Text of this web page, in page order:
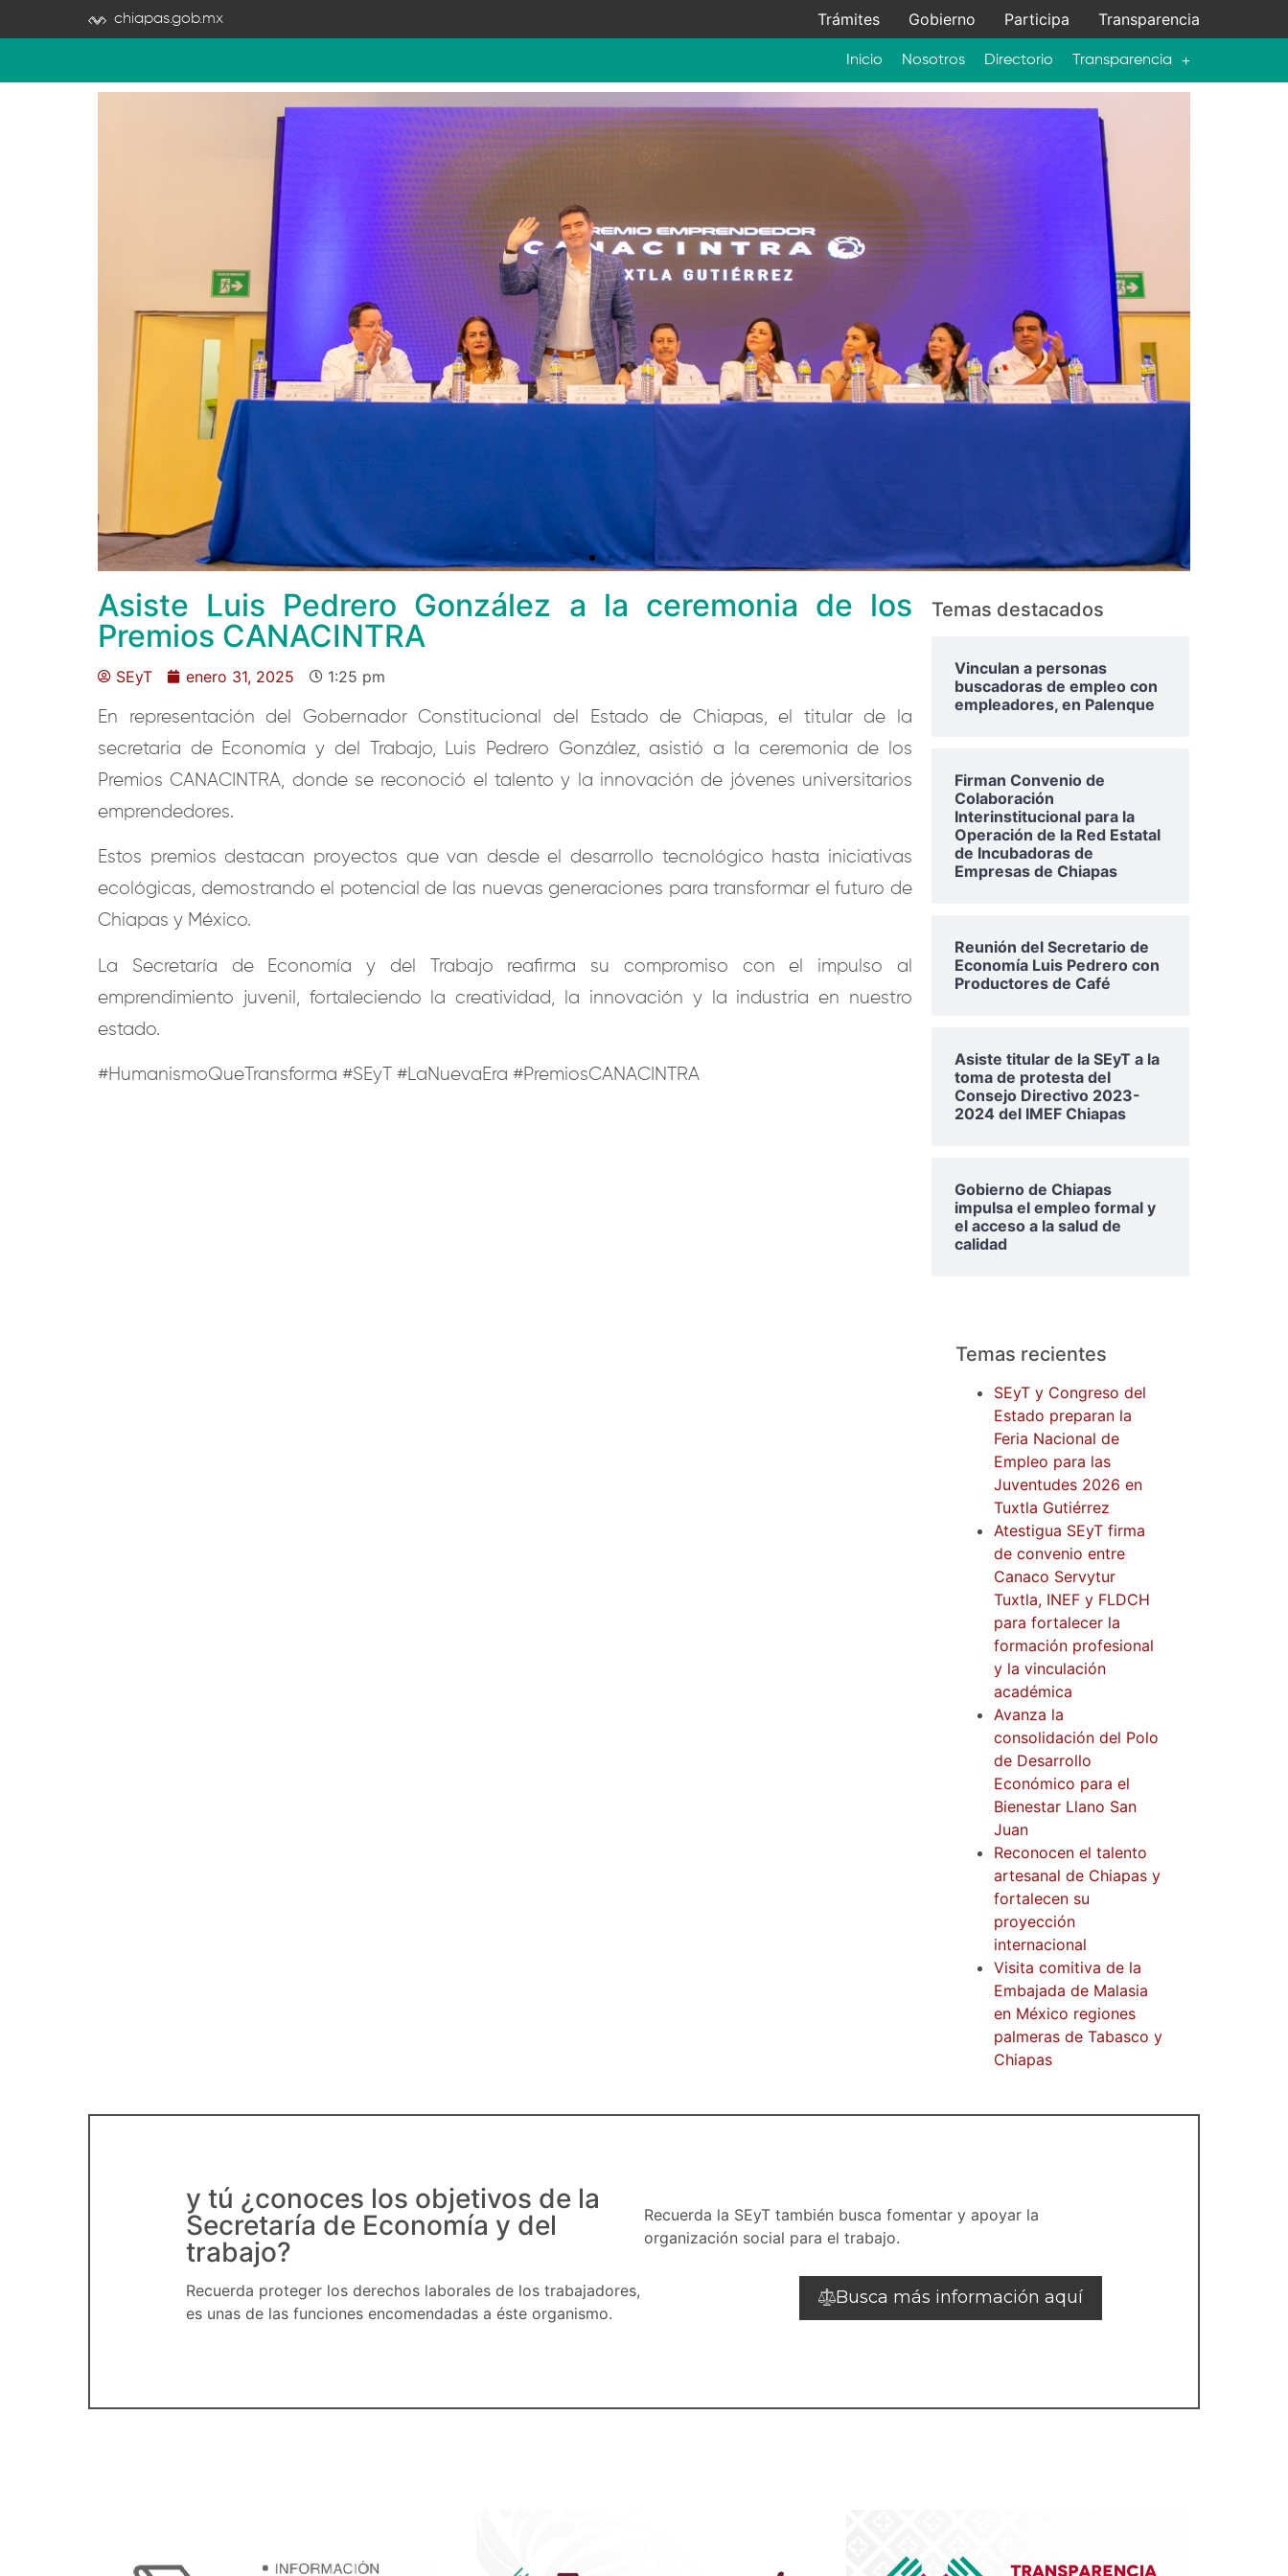
chiapas.gob.mx Trámites Gobierno Participa Transparencia
Inicio Nosotros Directorio Transparencia
Asiste Luis Pedrero González a la ceremonia de los
Premios CANACINTRA
SEyT enero 31, 2025 1:25 pm
En representación del Gobernador Constitucional del Estado de Chiapas, el titular de la
secretaria de Economía y del Trabajo, Luis Pedrero González, asistió a la ceremonia de los
Premios CANACINTRA, donde se reconoció el talento y la innovación de jóvenes universitarios
emprendedores.
Estos premios destacan proyectos que van desde el desarrollo tecnológico hasta iniciativas
ecológicas, demostrando el potencial de las nuevas generaciones para transformar el futuro de
Chiapas y México.
La Secretaría de Economía y del Trabajo reafirma su compromiso con el impulso al
emprendimiento juvenil, fortaleciendo la creatividad, la innovación y la industria en nuestro
estado.
#HumanismoQueTransforma #SEyT #LaNuevaEra #PremiosCANACINTRA
Temas destacados
Vinculan a personas
buscadoras de empleo con
empleadores, en Palenque
Firman Convenio de
Colaboración
Interinstitucional para la
Operación de la Red Estatal
de Incubadoras de
Empresas de Chiapas
Reunión del Secretario de
Economía Luis Pedrero con
Productores de Café
Asiste titular de la SEyT a la
toma de protesta del
Consejo Directivo 2023-
2024 del IMEF Chiapas
Gobierno de Chiapas
impulsa el empleo formal y
el acceso a la salud de
calidad
Temas recientes
SEyT y Congreso del
Estado preparan la
Feria Nacional de
Empleo para las
Juventudes 2026 en
Tuxtla Gutiérrez
Atestigua SEyT firma
de convenio entre
Canaco Servytur
Tuxtla, INEF y FLDCH
para fortalecer la
formación profesional
y la vinculación
académica
Avanza la
consolidación del Polo
de Desarrollo
Económico para el
Bienestar Llano San
Juan
Reconocen el talento
artesanal de Chiapas y
fortalecen su
proyección
internacional
Visita comitiva de la
Embajada de Malasia
en México regiones
palmeras de Tabasco y
Chiapas
y tú ¿conoces los objetivos de la
Secretaría de Economía y del
trabajo?
Recuerda proteger los derechos laborales de los trabajadores,
es unas de las funciones encomendadas a éste organismo.
Recuerda la SEyT también busca fomentar y apoyar la
organización social para el trabajo.
Busca más información aquí